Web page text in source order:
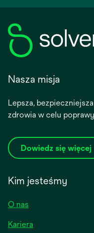
Nasza misja
Lepsza,
zdrowia w celu
Dowiedz się więcej
Kim jesteśmy
O nas
Kariera